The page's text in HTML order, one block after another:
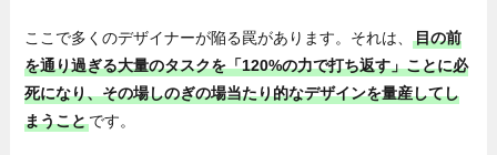
ここで多くのデザイナーが陥る罠があります。それは、目の前
を通り過ぎる大量のタスクを「120%の力で打ち返す」ことに必
死になり、その場しのぎの場当たり的なデザインを量産してし
まうことです。